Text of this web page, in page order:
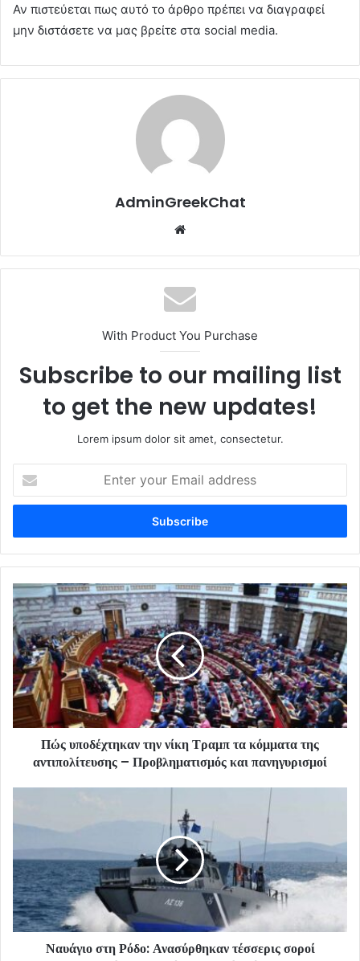
Αν πιστεύεται πως αυτό το άρθρο πρέπει να διαγραφεί
μην διστάσετε να μας βρείτε στα social media.
AdminGreekChat
With Product You Purchase
Subscribe to our mailing list
to get the new updates!
Lorem ipsum dolor sit amet, consectetur.
your
Email
Πώς υποδέχτηκαν την νίκη Τραμπ τα κόμματα της
αντιπολίτευσης – Προβληματισμός και πανηγυρισμοί
Ναυάγιο στη Ρόδο: Ανασύρθηκαν τέσσερις σοροί